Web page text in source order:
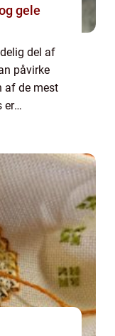
gele
del af
påvirke
af de mest
er